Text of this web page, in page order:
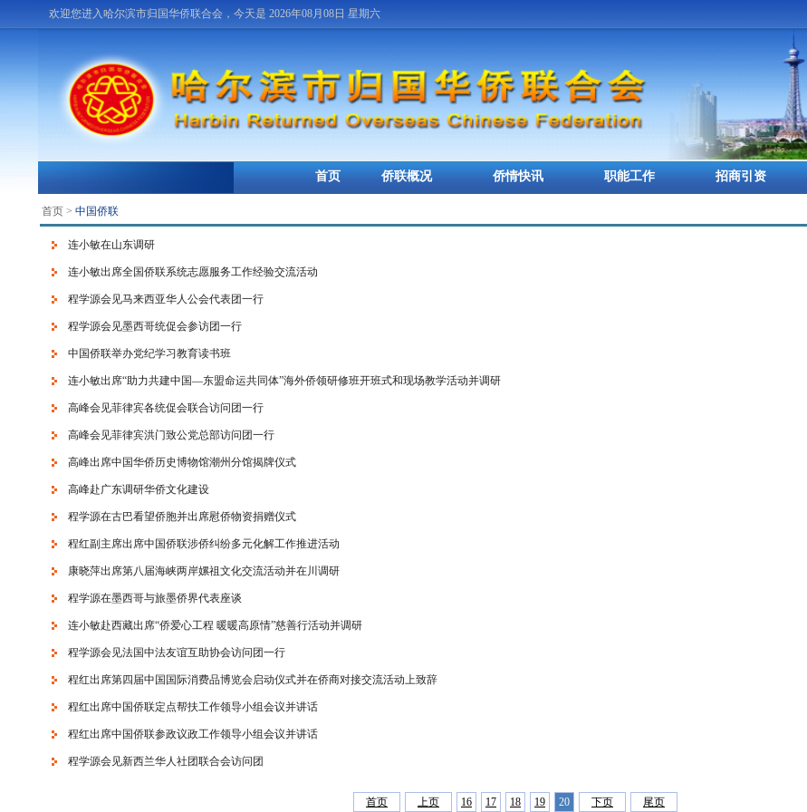
欢迎您进入哈尔滨市归国华侨联合会，今天是 2026年08月08日 星期六
首页 侨联概况 侨情快讯 职能工作 招商引资
首页> 中国侨联
连小敏在山东调研
连小敏出席全国侨联系统志愿服务工作经验交流活动
程学源会见马来西亚华人公会代表团一行
程学源会见墨西哥统促会参访团一行
中国侨联举办党纪学习教育读书班
连小敏出席“助力共建中国—东盟命运共同体”海外侨领研修班开班式和现场教学活动并调研
高峰会见菲律宾各统促会联合访问团一行
高峰会见菲律宾洪门致公党总部访问团一行
高峰出席中国华侨历史博物馆潮州分馆揭牌仪式
高峰赴广东调研华侨文化建设
程学源在古巴看望侨胞并出席慰侨物资捐赠仪式
程红副主席出席中国侨联涉侨纠纷多元化解工作推进活动
康晓萍出席第八届海峡两岸嫘祖文化交流活动并在川调研
程学源在墨西哥与旅墨侨界代表座谈
连小敏赴西藏出席“侨爱心工程 暖暖高原情”慈善行活动并调研
程学源会见法国中法友谊互助协会访问团一行
程红出席第四届中国国际消费品博览会启动仪式并在侨商对接交流活动上致辞
程红出席中国侨联定点帮扶工作领导小组会议并讲话
程红出席中国侨联参政议政工作领导小组会议并讲话
程学源会见新西兰华人社团联合会访问团
首页 上页 16 17 18 19 20 下页 尾页